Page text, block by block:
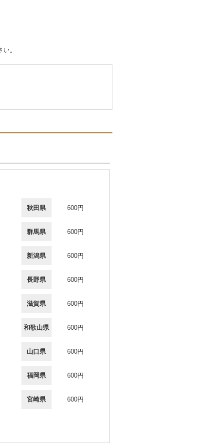
。
秋田県 600円
群馬県 600円
新潟県 600円
長野県 600円
滋賀県 600円
和歌山県 600円
山口県 600円
福岡県 600円
宮崎県 600円